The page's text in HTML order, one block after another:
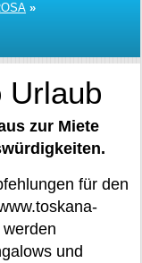
»
Urlaub
zur Miete
für den
und